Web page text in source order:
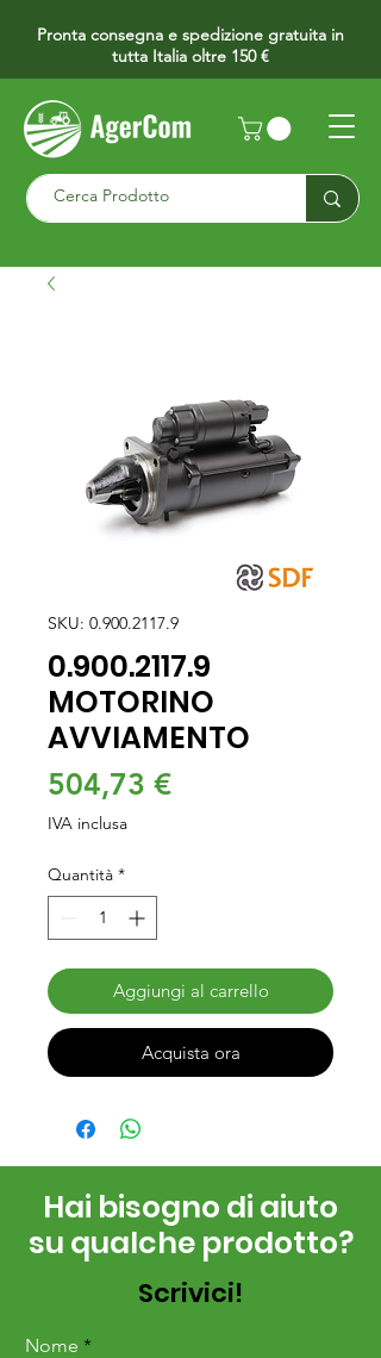
Pronta consegna e spedizione gratuita in
tutta Italia oltre 150 €
SKU: 0.900.2117.9
0.900.2117.9
MOTORINO
AVVIAMENTO
504,73 €Prezzo
IVA inclusa
Quantità *
Aggiungi al carrello
Acquista ora
Hai bisogno di aiuto
su qualche prodotto?
Scrivici!
Nome